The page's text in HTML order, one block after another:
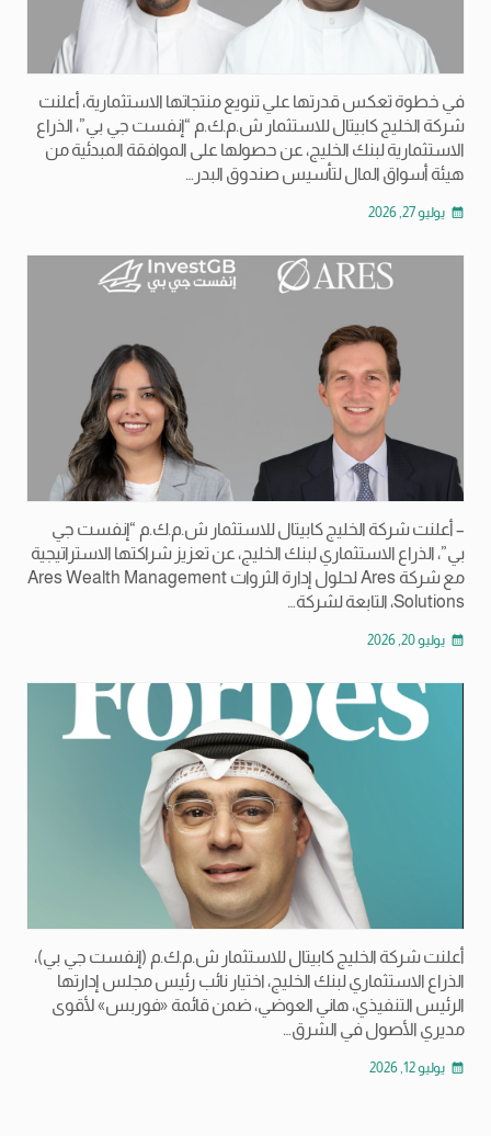
في خطوة تعكس قدرتها علي تنويع منتجاتها الاستثمارية، أعلنت
شركة الخليج كابيتال للاستثمار ش.م.ك.م “إنفست جي بي”، الذراع
الاستثمارية لبنك الخليج، عن حصولها على الموافقة المبدئية من
هيئة أسواق المال لتأسيس صندوق البدر…
calendar_month يوليو 27, 2026
– أعلنت شركة الخليج كابيتال للاستثمار ش.م.ك.م “إنفست جي
بي”، الذراع الاستثماري لبنك الخليج، عن تعزيز شراكتها الاستراتيجية
مع شركة Ares لحلول إدارة الثروات Ares Wealth Management
Solutions، التابعة لشركة…
calendar_month يوليو 20, 2026
أعلنت شركة الخليج كابيتال للاستثمار ش.م.ك.م (إنفست جي بي)،
الذراع الاستثماري لبنك الخليج، اختيار نائب رئيس مجلس إدارتها
الرئيس التنفيذي، هاني العوضي، ضمن قائمة «فوربس» لأقوى
مديري الأصول في الشرق…
calendar_month يوليو 12, 2026